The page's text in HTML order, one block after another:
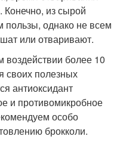
Конечно, из сырой
пользы, однако не всем
или отваривают.
воздействии более 10
своих полезных
антиоксидант
и противомикробное
особо
брокколи.